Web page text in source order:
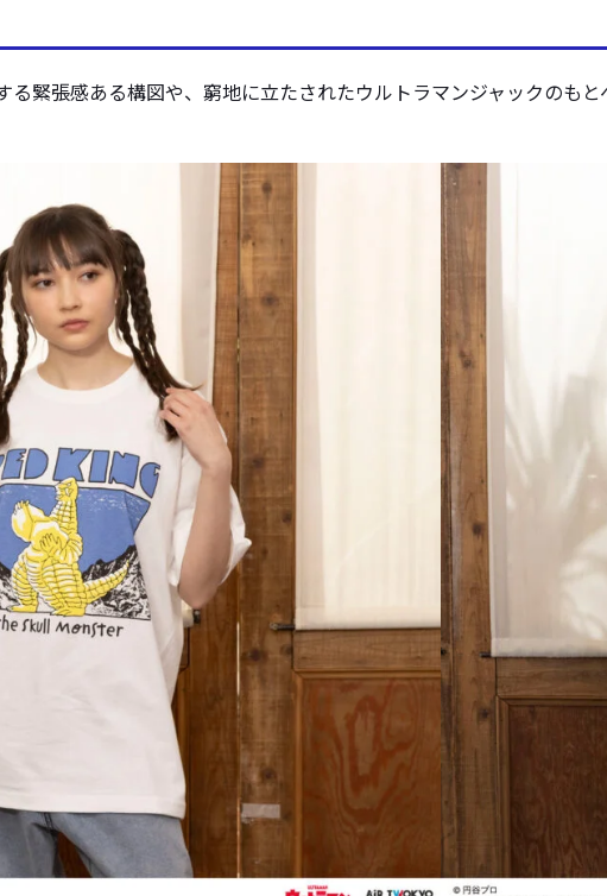
る緊張感ある構図や、窮地に立たされたウルトラマンジャックのも